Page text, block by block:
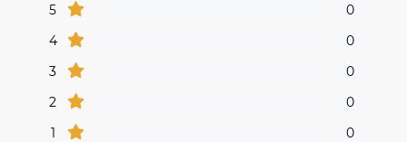
5
0
4
0
3
0
2
0
1
0